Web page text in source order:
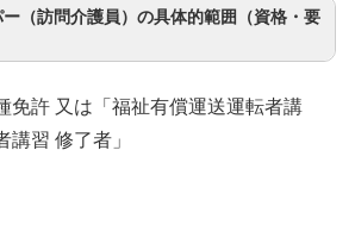
（訪問介護員）の具体的範囲（資格・要
免許 又は「福祉有償運送運転者講
講習 修了者」